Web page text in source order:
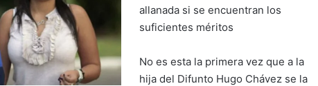
allanada si se encuentran los
suficientes méritos
No es esta la primera vez que a la
hija del Difunto Hugo Chávez se la